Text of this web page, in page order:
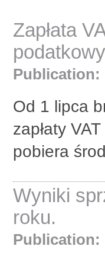
Zapłata
Publication:
Od 1 lipca
zapłaty
pobiera
Wyniki
roku.
Publication: